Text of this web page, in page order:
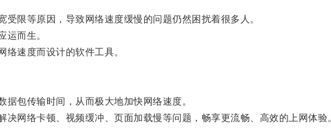
限等原因，导致网络速度缓慢的问题仍然困扰着很多人。
而生。
速度而设计的软件工具。
包传输时间，从而极大地加快网络速度。
网络卡顿、视频缓冲、页面加载慢等问题，畅享更流畅、高效的上网体验